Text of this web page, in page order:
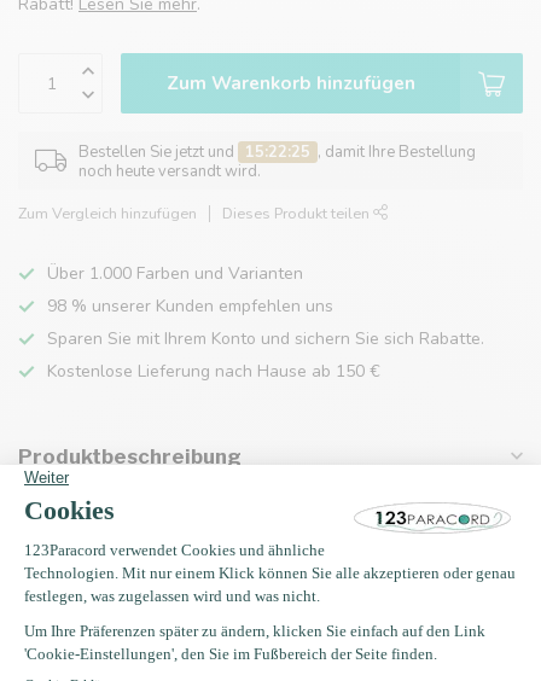
Zum Warenkorb hinzufügen
Bestellen Sie jetzt und 15:22:25 , damit Ihre Bestellung
noch heute versandt wird.
Zum Vergleich hinzufügen Dieses Produkt teilen
Über 1.000 Farben und Varianten
98 % unserer Kunden empfehlen uns
Sparen Sie mit Ihrem Konto und sichern Sie sich Rabatte.
Kostenlose Lieferung nach Hause ab 150 €
Produktbeschreibung
Eigenschaften
Zuletzt angesehen